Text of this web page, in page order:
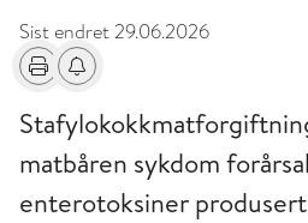
Sist endret29.06.2026
Skriv utFå varsel om endringer
matbåren sykdom
enterotoksiner